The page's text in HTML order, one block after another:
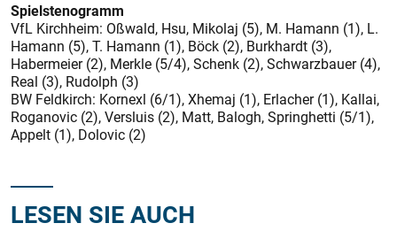
Spielstenogramm
VfL Kirchheim: Oßwald, Hsu, Mikolaj (5), M. Hamann (1), L.
Hamann (5), T. Hamann (1), Böck (2), Burkhardt (3),
Habermeier (2), Merkle (5/4), Schenk (2), Schwarzbauer (4),
Real (3), Rudolph (3)
BW Feldkirch: Kornexl (6/1), Xhemaj (1), Erlacher (1), Kallai,
Roganovic (2), Versluis (2), Matt, Balogh, Springhetti (5/1),
Appelt (1), Dolovic (2)
LESEN SIE AUCH